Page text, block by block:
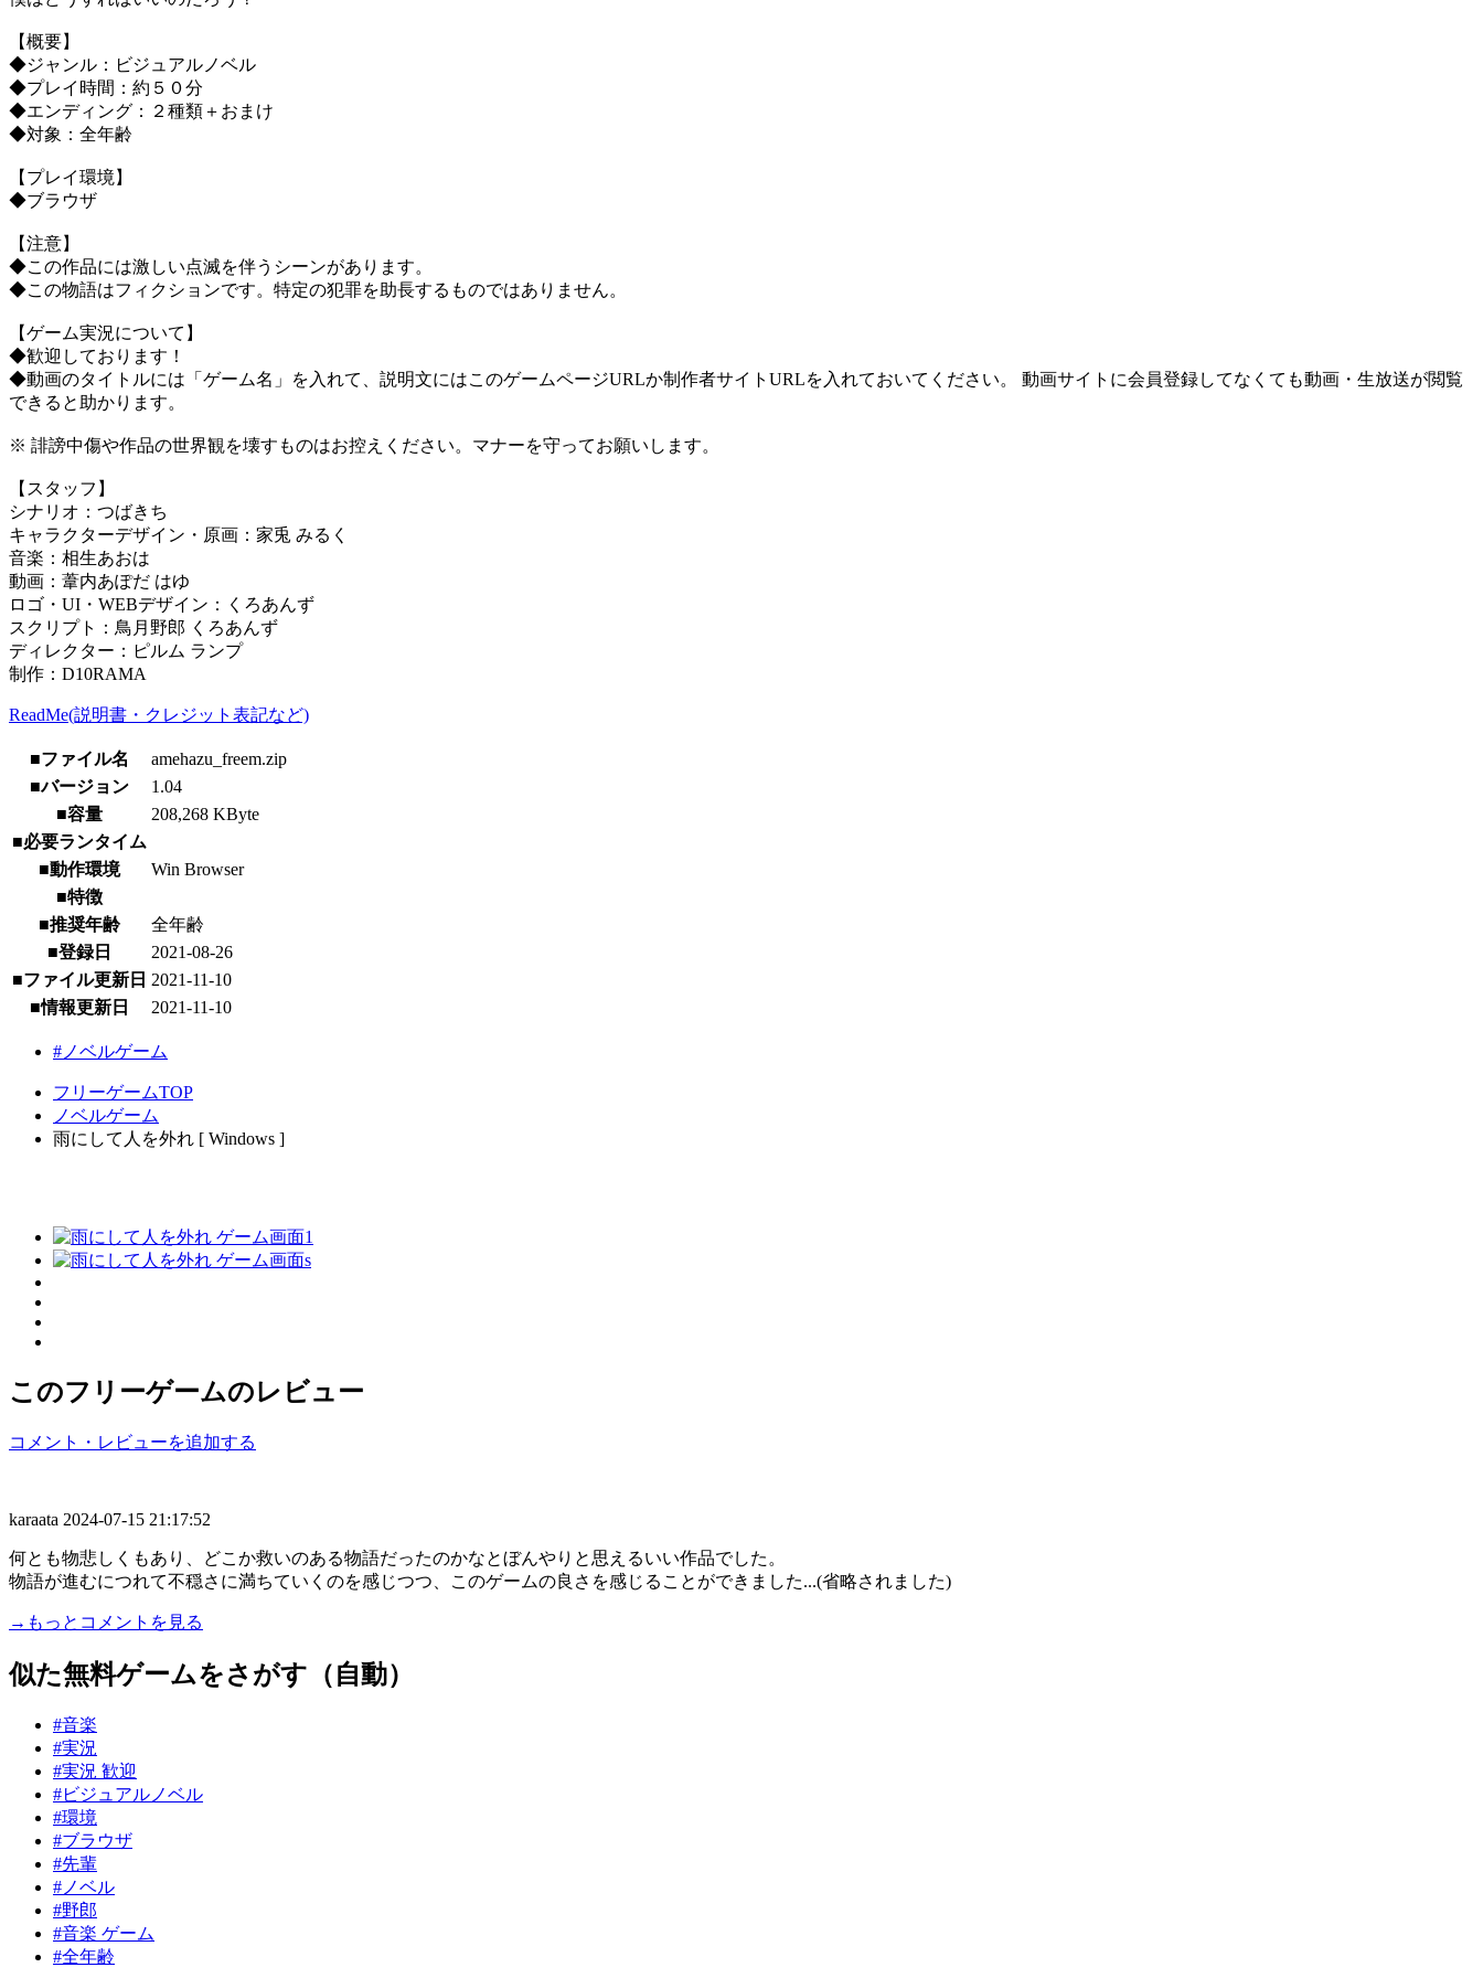
【概要】
◆ジャンル：ビジュアルノベル
◆プレイ時間：約５０分
◆エンディング：２種類＋おまけ
◆対象：全年齢
【プレイ環境】
◆ブラウザ
【注意】
◆この作品には激しい点滅を伴うシーンがあります。
◆この物語はフィクションです。特定の犯罪を助長するものではありません。
【ゲーム実況について】
◆歓迎しております！
◆動画のタイトルには「ゲーム名」を入れて、説明文にはこのゲームページURLか制作者サイトURLを入れておいてください。 動画サイトに会員登録してなくても動画・生放送が閲覧
できると助かります。
※ 誹謗中傷や作品の世界観を壊すものはお控えください。マナーを守ってお願いします。
【スタッフ】
シナリオ：つばきち
キャラクターデザイン・原画：家兎 みるく
音楽：相生あおは
動画：葦内あぽだ はゆ
ロゴ・UI・WEBデザイン：くろあんず
スクリプト：鳥月野郎 くろあんず
ディレクター：ピルム ランプ
制作：D10RAMA
ReadMe(説明書・クレジット表記など)
■ファイル名
amehazu_freem.zip
■バージョン
1.04
■容量
208,268 KByte
■必要ランタイム
■動作環境
Win Browser
■特徴
■推奨年齢
全年齢
■登録日
2021-08-26
■ファイル更新日 2021-11-10
■情報更新日
2021-11-10
#ノベルゲーム
フリーゲームTOP
ノベルゲーム
雨にして人を外れ [ Windows ]
このフリーゲームのレビュー
コメント・レビューを追加する
karaata 2024-07-15 21:17:52
何とも物悲しくもあり、どこか救いのある物語だったのかなとぼんやりと思えるいい作品でした。
物語が進むにつれて不穏さに満ちていくのを感じつつ、このゲームの良さを感じることができました...(省略されました)
→もっとコメントを見る
似た無料ゲームをさがす（自動）
#音楽
#実況
#実況 歓迎
#ビジュアルノベル
#環境
#ブラウザ
#先輩
#ノベル
#野郎
#音楽 ゲーム
#全年齢